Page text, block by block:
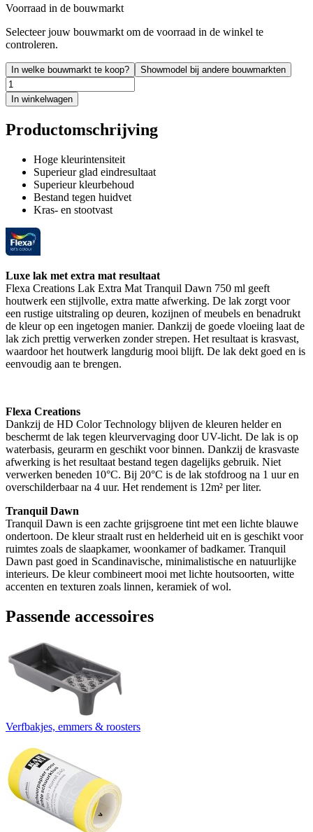
Voorraad in de bouwmarkt
Selecteer jouw bouwmarkt om de voorraad in de winkel te
controleren.
In welke bouwmarkt te koop? Showmodel bij andere bouwmarkten
In winkelwagen
Productomschrijving
Hoge kleurintensiteit
Superieur glad eindresultaat
Superieur kleurbehoud
Bestand tegen huidvet
Kras- en stootvast
Luxe lak met extra mat resultaat
Flexa Creations Lak Extra Mat Tranquil Dawn 750 ml geeft
houtwerk een stijlvolle, extra matte afwerking. De lak zorgt voor
een rustige uitstraling op deuren, kozijnen of meubels en benadrukt
de kleur op een ingetogen manier. Dankzij de goede vloeiing laat de
lak zich prettig verwerken zonder strepen. Het resultaat is krasvast,
waardoor het houtwerk langdurig mooi blijft. De lak dekt goed en is
eenvoudig aan te brengen.
Flexa Creations
Dankzij de HD Color Technology blijven de kleuren helder en
beschermt de lak tegen kleurvervaging door UV-licht. De lak is op
waterbasis, geurarm en geschikt voor binnen. Dankzij de krasvaste
afwerking is het resultaat bestand tegen dagelijks gebruik. Niet
verwerken beneden 10°C. Bij 20°C is de lak stofdroog na 1 uur en
overschilderbaar na 4 uur. Het rendement is 12m² per liter.
Tranquil Dawn
Tranquil Dawn is een zachte grijsgroene tint met een lichte blauwe
ondertoon. De kleur straalt rust en helderheid uit en is geschikt voor
ruimtes zoals de slaapkamer, woonkamer of badkamer. Tranquil
Dawn past goed in Scandinavische, minimalistische en natuurlijke
interieurs. De kleur combineert mooi met lichte houtsoorten, witte
accenten en texturen zoals linnen, keramiek of wol.
Passende accessoires
Verfbakjes, emmers & roosters